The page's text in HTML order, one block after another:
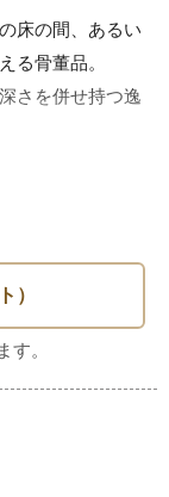
床の間、あるい
る骨董品。
さを併せ持つ逸